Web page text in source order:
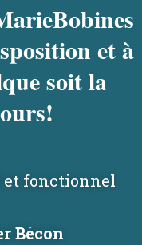
et à
soit la
et fonctionnel
Bécon